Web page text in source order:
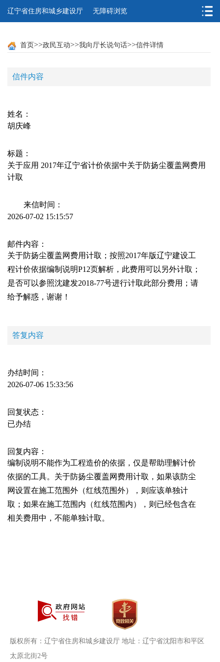
辽宁省住房和城乡建设厅 无障碍浏览
首页>>政民互动>>我向厅长说句话>>信件详情
信件内容
姓名：
胡庆峰
标题：
关于应用 2017年辽宁省计价依据中关于防扬尘覆盖网费用
计取
来信时间：
2026-07-02 15:15:57
邮件内容：
关于防扬尘覆盖网费用计取；按照2017年版辽宁建设工
程计价依据编制说明P12页解析，此费用可以另外计取；
是否可以参照沈建发2018-77号进行计取此部分费用；请
给予解惑，谢谢！
答复内容
办结时间：
2026-07-06 15:33:56
回复状态：
已办结
回复内容：
编制说明不能作为工程造价的依据，仅是帮助理解计价
依据的工具。关于防扬尘覆盖网费用计取，如果该防尘
网设置在施工范围外（红线范围外），则应该单独计
取；如果在施工范围内（红线范围内），则已经包含在
相关费用中，不能单独计取。
版权所有：辽宁省住房和城乡建设厅 地址：辽宁省沈阳市和平区
太原北街2号